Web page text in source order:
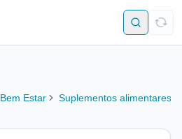
Estar Suplementos alimentares